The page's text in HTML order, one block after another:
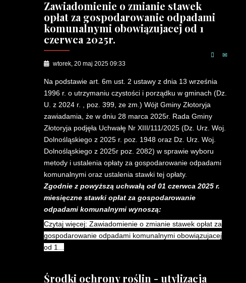
Zawiadomienie o zmianie stawek
opłat za gospodarowanie odpadami
komunalnymi obowiązujacej od 1
czerwca 2025r.
wtorek, 20 maj 2025 09:33
Na podstawie art. 6m ust. 2 ustawy z dnia 13 września
1996 r. o utrzymaniu czystości i porządku w gminach (Dz.
U. z 2024 r. , poz. 399, ze zm.) Wójt Gminy Złotoryja
zawiadamia, że w dniu 28 marca 2025r. Rada Gminy
Złotoryja podjęła Uchwałę Nr XIII/111/2025 (Dz. Urz. Woj.
Dolnośląskiego z 2025 r. poz. 1948 oraz Dz. Urz. Woj.
Dolnośląskiego z 2025r poz. 2082) w sprawie wyboru
metody i ustalenia opłaty za gospodarowanie odpadami
komunalnymi oraz ustalenia stawki tej opłaty.
Zgodnie z powyższą uchwałą od 01 czerwca 2025 r.
miesięczne stawki opłat za gospodarowanie
odpadami komunalnymi wynoszą:
Czytaj więcej: Zawiadomienie o zmianie stawek opłat za
gospodarowanie odpadami komunalnymi obowiązujacej
od 1...
Środki ochrony roślin - utylizacja